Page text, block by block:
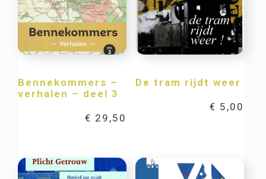
Bennekommers –
verhalen – deel 3
€ 29,50
De tram rijdt weer
€ 5,00